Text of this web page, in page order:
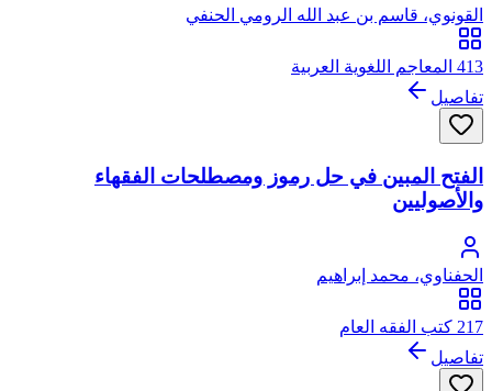
القونوي، قاسم بن عبد الله الرومي الحنفي
413 المعاجم اللغوية العربية
تفاصيل
الفتح المبين في حل رموز ومصطلحات الفقهاء
والأصوليين
الحفناوي، محمد إبراهيم
217 كتب الفقه العام
تفاصيل